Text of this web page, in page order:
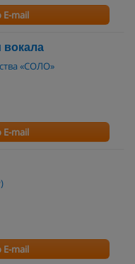
mail
вокала
«СОЛО»
mail
mail